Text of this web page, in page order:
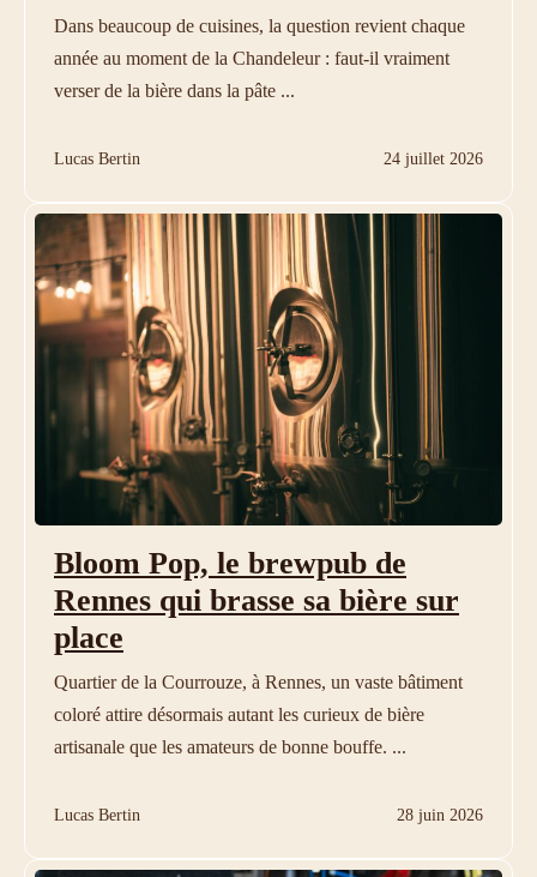
Dans beaucoup de cuisines, la question revient chaque
année au moment de la Chandeleur : faut-il vraiment
verser de la bière dans la pâte ...
Lucas Bertin 24 juillet 2026
Bloom Pop, le brewpub de
Rennes qui brasse sa bière sur
place
Quartier de la Courrouze, à Rennes, un vaste bâtiment
coloré attire désormais autant les curieux de bière
artisanale que les amateurs de bonne bouffe. ...
Lucas Bertin 28 juin 2026